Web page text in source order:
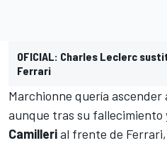
OFICIAL: Charles Leclerc
Ferrari
Marchionne quería ascender
aunque tras su fallecimiento
Camillerial frente de